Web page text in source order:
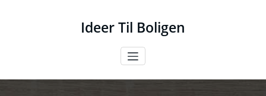
Ideer Til Boligen